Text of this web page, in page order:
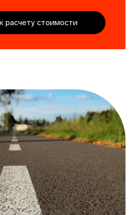
расчету стоимости